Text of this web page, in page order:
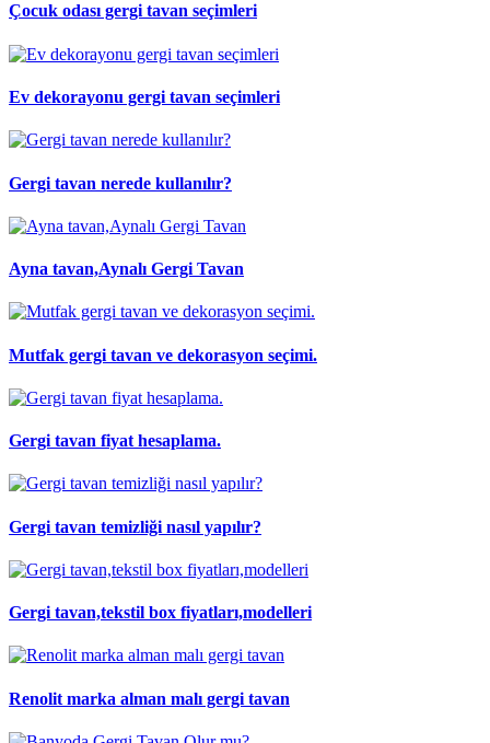
Çocuk odası gergi tavan seçimleri
Ev dekorayonu gergi tavan seçimleri
Gergi tavan nerede kullanılır?
Ayna tavan,Aynalı Gergi Tavan
Mutfak gergi tavan ve dekorasyon seçimi.
Gergi tavan fiyat hesaplama.
Gergi tavan temizliği nasıl yapılır?
Gergi tavan,tekstil box fiyatları,modelleri
Renolit marka alman malı gergi tavan